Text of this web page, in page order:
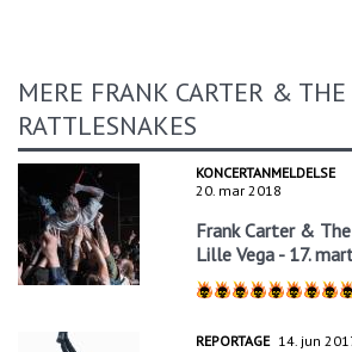
MERE FRANK CARTER & THE
RATTLESNAKES
KONCERTANMELDELSE
20. mar 2018
Frank Carter &
Lille Vega - 17.
REPORTAGE 14. jun